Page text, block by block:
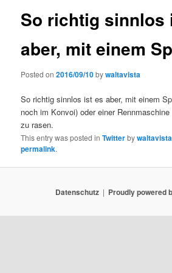
So richtig sinnlos
aber, mit einem
Posted on2016/09/10bywaltavista
So richtig sinnlos ist es aber, mit einem
noch im Konvoi) oder einer
zu rasen.
This entry was posted inTwitterbywaltavista
permalink.
Datenschutz Proudly powered